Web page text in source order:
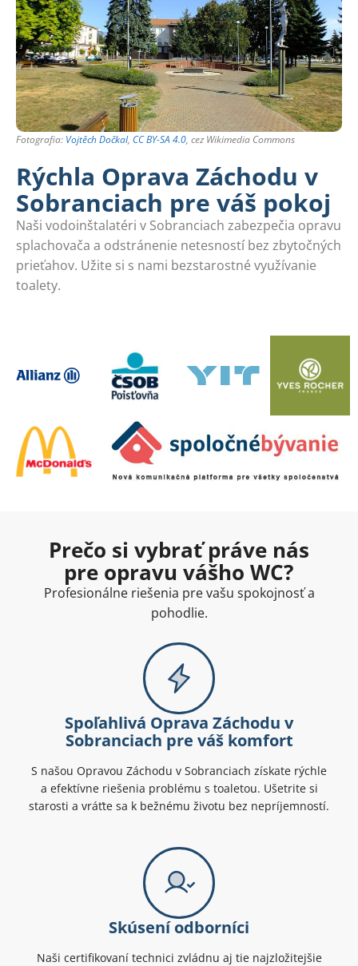
Fotografia: Vojtěch Dočkal, CC BY-SA 4.0, cez Wikimedia Commons
Rýchla Oprava Záchodu v
Sobranciach pre váš pokoj
Naši vodoinštalatéri v Sobranciach zabezpečia opravu
splachovača a odstránenie netesností bez zbytočných
prieťahov. Užite si s nami bezstarostné využívanie
toalety.
Prečo si vybrať práve nás
pre opravu vášho WC?
Profesionálne riešenia pre vašu spokojnosť a
pohodlie.
Spoľahlivá Oprava Záchodu v
Sobranciach pre váš komfort
S našou Opravou Záchodu v Sobranciach získate rýchle
a efektívne riešenia problému s toaletou. Ušetrite si
starosti a vráťte sa k bežnému životu bez nepríjemností.
Skúsení odborníci
Naši certifikovaní technici zvládnu aj tie najzložitejšie